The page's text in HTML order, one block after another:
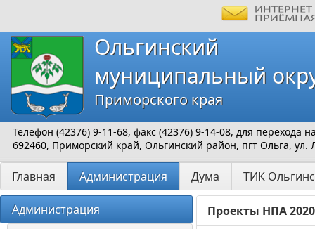
Ольгинский
муниципальный
Приморского края
Телефон (42376) 9-11-68, факс (42376) 9-14-08, для перехода
692460, Приморский край, Ольгинский район, пгт Ольга, ул.
Главная Администрация Дума ТИК
Администрация
Проекты НПА